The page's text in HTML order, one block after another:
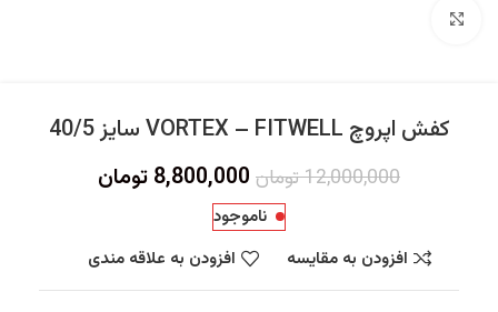
کفش اپروچ VORTEX – FITWELL سایز 40/5
12,000,000تومان 8,800,000 تومان
ناموجود
افزودن به مقایسه
افزودن به علاقه مندی